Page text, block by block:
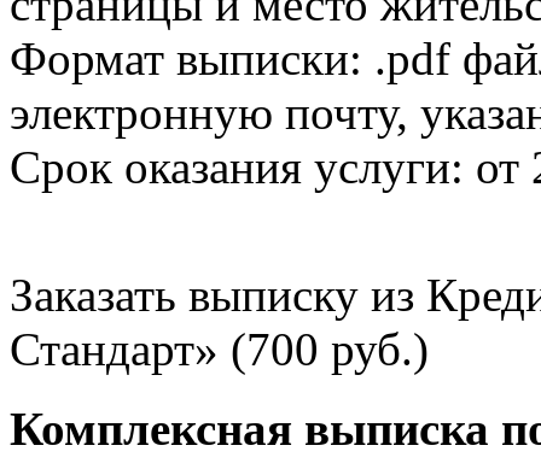
Формат выписки: .pdf
электронную почту,
Срок оказания услуги: от
Заказать выписку из
Стандарт» (700 руб.)
Комплексная выписка